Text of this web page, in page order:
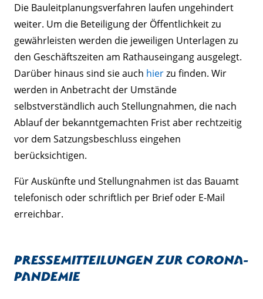
Die Bauleitplanungsverfahren laufen ungehindert
weiter. Um die Beteiligung der Öffentlichkeit zu
gewährleisten werden die jeweiligen Unterlagen zu
den Geschäftszeiten am Rathauseingang ausgelegt.
Darüber hinaus sind sie auch hierzu finden. Wir
werden in Anbetracht der Umstände
selbstverständlich auch Stellungnahmen, die nach
Ablauf der bekanntgemachten Frist aber rechtzeitig
vor dem Satzungsbeschluss eingehen
berücksichtigen.
Für Auskünfte und Stellungnahmen ist das Bauamt
telefonisch oder schriftlich per Brief oder E-Mail
erreichbar.
Pressemitteilungen zur Corona-
Pandemie